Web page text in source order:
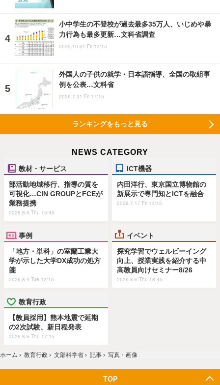
小中学生の不登校が過去最多35万人、いじめや暴
力行為も最多更新…文科省調査
2025.10.31 Fri 12:15
外国人の子供の就学・日本語指導、全国の取組事
例を公表…文科省
2026.7.31 Fri 17:15
ランキングをもっと見る
NEWS CATEGORY
教材・サービス
部活動地域移行、指導の質を
可視化…CIN GROUPとFCEが
業務提携
2026.8.6 Thu 15:45
ICT機器
内田洋行、東京国立博物館の
新展示で専門知とICTを融合
2026.7.17 Fri 13:15
事例
「地方・単科」の室蘭工業大
学が示した大学DX成功の処方
箋
2026.8.4 Tue 12:15
イベント
探究学習でウェルビーイング
向上、授業実践を紹介する中
高教員向けセミナー8/26
2026.8.6 Thu 18:45
教育行政
【教員採用】熊本地震で延期
の2次試験、新日程発表
2026.8.6 Thu 17:15
ホーム › 教育行政 › 文部科学省 › 記事 › 写真・画像
TOP